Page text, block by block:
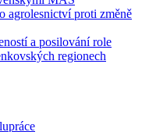
agrolesnictví proti změně
a posilování role
regionech